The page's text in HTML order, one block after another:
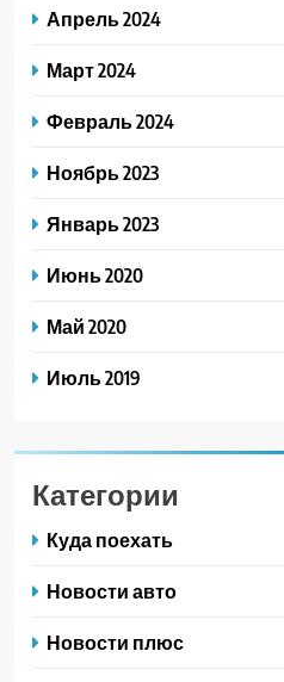
Апрель 2024
Март 2024
Февраль 2024
Ноябрь 2023
Январь 2023
Июнь 2020
Май 2020
Июль 2019
Категории
Куда поехать
Новости авто
Новости плюс